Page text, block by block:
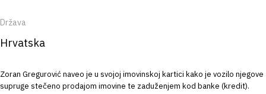
Država
Hrvatska
Zoran Gregurović naveo je u svojoj imovinskoj kartici kako je vozilo njegove
supruge stečeno prodajom imovine te zaduženjem kod banke (kredit).